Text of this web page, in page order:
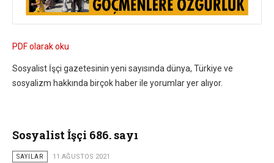
PDF olarak oku
Sosyalist İşçi gazetesinin yeni sayısında dünya, Türkiye ve
sosyalizm hakkında birçok haber ile yorumlar yer alıyor.
Sosyalist İşçi 686. sayı
SAYILAR 11 AĞUSTOS 2021